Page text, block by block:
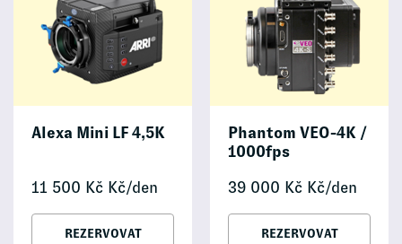
Alexa Mini LF 4,5K
11 500 Kč Kč/den
REZERVOVAT
Phantom VEO-4K /
1000fps
39 000 Kč Kč/den
REZERVOVAT